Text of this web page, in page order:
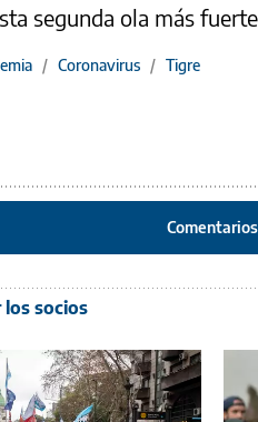
segunda ola más
/ Coronavirus / Tigre
Comentarios
los socios